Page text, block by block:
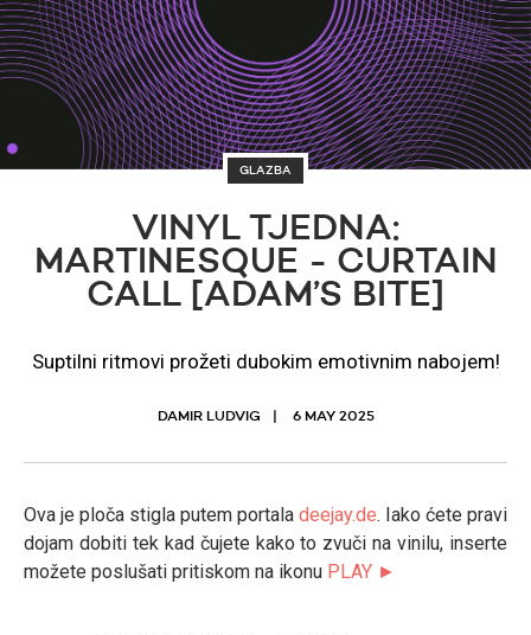
GLAZBA
VINYL TJEDNA:
MARTINESQUE - CURTAIN
CALL [ADAM’S BITE]
Suptilni ritmovi prožeti dubokim emotivnim nabojem!
DAMIR LUDVIG 6 MAY 2025
Ova je ploča stigla putem portala deejay.de. Iako ćete pravi
dojam dobiti tek kad čujete kako to zvuči na vinilu, inserte
možete poslušati pritiskom na ikonu PLAY ►